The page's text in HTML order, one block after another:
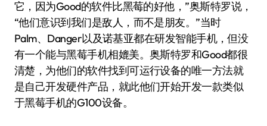
它，因为Good的软件比黑莓的好他，”奥斯特罗说，
“他们意识到我们是敌人，而不是朋友。”当时
Palm、Danger以及诺基亚都在研发智能手机，但没
有一个能与黑莓手机相媲美。奥斯特罗和Good都很
清楚，为他们的软件找到可运行设备的唯一方法就
是自己开发硬件产品，就此他们开始开发一款类似
于黑莓手机的G100设备。